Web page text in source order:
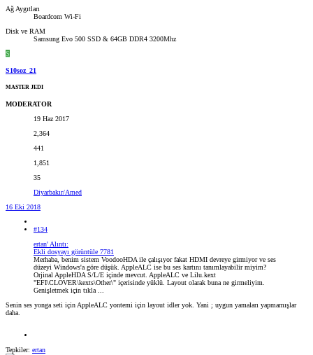
Ağ Aygıtları
Boardcom Wi-Fi
Disk ve RAM
Samsung Evo 500 SSD & 64GB DDR4 3200Mhz
S
S10soz_21
MASTER JEDI
MODERATOR
19 Haz 2017
2,364
441
1,851
35
Diyarbakır/Amed
16 Eki 2018
#134
ertan' Alıntı:
Ekli dosyayı görüntüle 7781
Merhaba, benim sistem VoodooHDA ile çalışıyor fakat HDMI devreye girmiyor ve ses
düzeyi Windows'a göre düşük. AppleALC ise bu ses kartını tanımlayabilir miyim?
Orjinal AppleHDA S/L/E içinde mevcut. AppleALC ve Lilu.kext
"EFI\CLOVER\kexts\Other\" içerisinde yüklü. Layout olarak buna ne girmeliyim.
Genişletmek için tıkla ...
Senin ses yonga seti için AppleALC yontemi için layout idler yok. Yani ; uygun yamaları yapmamışlar
daha.
Tepkiler: ertan